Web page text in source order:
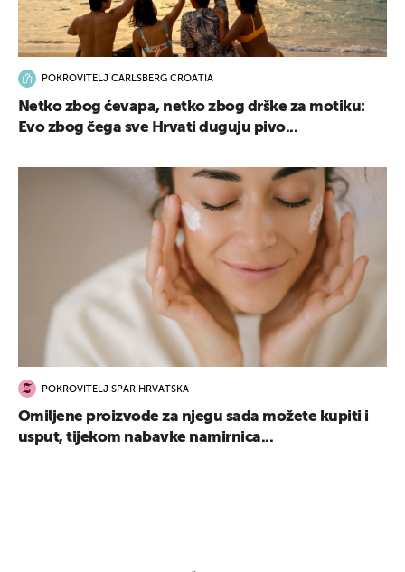
POKROVITELJ CARLSBERG CROATIA
Netko zbog ćevapa, netko zbog drške za motiku:
Evo zbog čega sve Hrvati duguju pivo...
POKROVITELJ SPAR HRVATSKA
Omiljene proizvode za njegu sada možete kupiti i
usput, tijekom nabavke namirnica...